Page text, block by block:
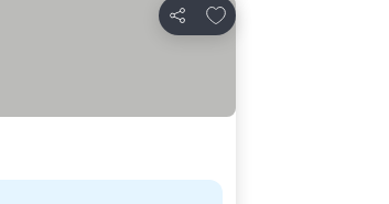
Partilhar
Adicionar aos favoritos